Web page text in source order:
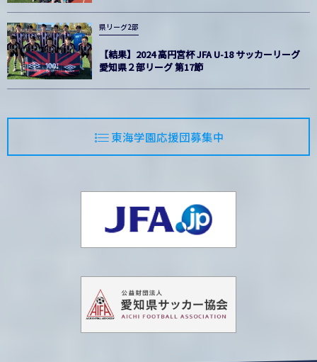
県リーグ2部
【結果】2024 高円宮杯 JFA U-18 サッカーリーグ
愛知県２部リーグ 第17節
東海学園応援団募集中